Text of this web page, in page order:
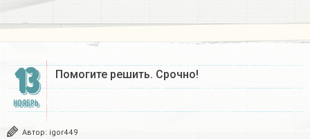
13
НОЯБРЬ
Помогите решить. Срочно!
Автор: igor449